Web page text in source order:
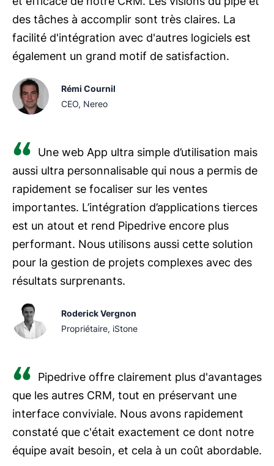
Outils de marketing par e-mail (par exemple,
Plateformes de marketing automation
Applis de gestion des réseaux sociaux
Applis de messagerie (par exemple, Slack)
S’il n’existe pas d’intégration native pour votre logiciel,
vous pouvez
ou
créer votre propre intégration via l’
et facilité d'utilisation.
des tâches à accomplir sont très claires. La
facilité d'intégration avec d'autres logiciels est
également un grand motif de satisfaction.
Rémi Cournil
CEO, Nereo
Une web App ultra simple d’utilisation mais
aussi ultra personnalisable qui nous a permis de
rapidement se focaliser sur les ventes
importantes. L’intégration d’applications tierces
est un atout et rend Pipedrive encore plus
performant. Nous utilisons aussi cette solution
pour la gestion de projets complexes avec des
résultats surprenants.
Roderick Vergnon
Propriétaire, iStone
Pipedrive offre clairement plus d'avantages
que les autres CRM, tout en préservant une
interface conviviale. Nous avons rapidement
constaté que c'était exactement ce dont notre
équipe avait besoin, et cela à un coût abordable.